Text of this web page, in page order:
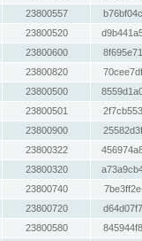
23800557
23800520
23800600
23800820
23800500
23800501
23800900
23800322
23800320
23800740
23800720
23800580